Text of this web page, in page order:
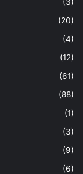
(20)
(4)
(12)
(61)
(88)
(1)
(3)
(9)
(6)